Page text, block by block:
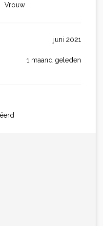
Vrouw
juni 2021
1 maand geleden